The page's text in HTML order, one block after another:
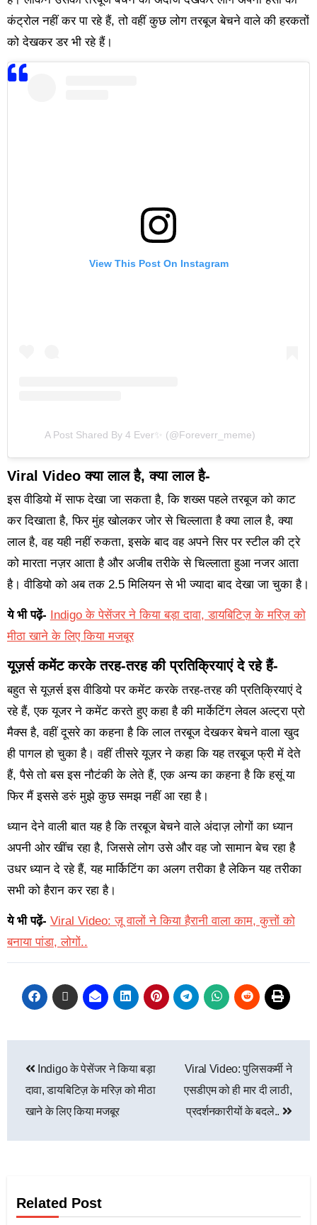
कंट्रोल नहीं कर पा रहे हैं, तो वहीं कुछ लोग तरबूज बेचने वाले की हरकतों
को देखकर डर भी रहे हैं।
View This Post On Instagram
A Post Shared By 4 Ever✨ (@foreverr_meme)
Viral Videoक्या लाल है, क्या लाल है-
इस वीडियो में साफ देखा जा सकता है, कि शख्स पहले तरबूज को काट
कर दिखाता है, फिर मुंह खोलकर जोर से चिल्लाता है क्या लाल है, क्या
लाल है, वह यही नहीं रुकता, इसके बाद वह अपने सिर पर स्टील की ट्रे
को मारता नज़र आता है और अजीब तरीके से चिल्लाता हुआ नजर आता
है। वीडियो को अब तक 2.5 मिलियन से भी ज्यादा बाद देखा जा चुका है।
ये भी पढ़ें- Indigo के पेसेंजर ने किया बड़ा दावा, डायबिटिज़ के मरिज़ को
मीठा खाने के लिए किया मजबूर
यूज़र्स कमेंट करके तरह-तरह की प्रतिक्रियाएं दे रहे हैं-
बहुत से यूज़र्स इस वीडियो पर कमेंट करके तरह-तरह की प्रतिक्रियाएं दे
रहे हैं, एक यूजर ने कमेंट करते हुए कहा है की मार्केटिंग लेवल अल्ट्रा प्रो
मैक्स है, वहीं दूसरे का कहना है कि लाल तरबूज देखकर बेचने वाला खुद
ही पागल हो चुका है। वहीं तीसरे यूज़र ने कहा कि यह तरबूज फ्री में देते
हैं, पैसे तो बस इस नौटंकी के लेते हैं, एक अन्य का कहना है कि हसूं या
फिर मैं इससे डरुं मुझे कुछ समझ नहीं आ रहा है।
ध्यान देने वाली बात यह है कि तरबूज बेचने वाले अंदाज़ लोगों का ध्यान
अपनी ओर खींच रहा है, जिससे लोग उसे और वह जो सामान बेच रहा है
उधर ध्यान दे रहे हैं, यह मार्किटिंग का अलग तरीका है लेकिन यह तरीका
सभी को हैरान कर रहा है।
ये भी पढ़ें- Viral Video: ज़ू वालों ने किया हैरानी वाला काम, कुत्तों को
बनाया पांडा, लोगों..
Indigo के पेसेंजर ने किया बड़ा
दावा, डायबिटिज़ के मरिज़ को मीठा
खाने के लिए किया मजबूर
Viral Video: पुलिसकर्मी ने
एसडीएम को ही मार दी लाठी,
प्रदर्शनकारीयों के बदले..
Related Post